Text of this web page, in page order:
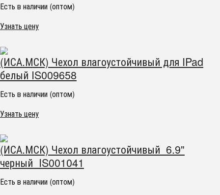
Есть в наличии (оптом)
Узнать цену
(ИСА.МСК) Чехол влагоустойчивый для IPad
белый IS009658
Есть в наличии (оптом)
Узнать цену
(ИСА.МСК) Чехол влагоустойчивый 6.9"
черный IS001041
Есть в наличии (оптом)